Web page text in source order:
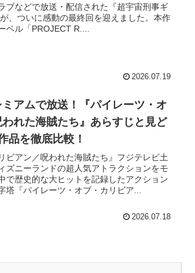
ブなどで放送・配信された『超宇宙刑事ギ
、ついに感動の最終回を迎えました。本作
ベル「PROJECT R....
2026.07.19
アムで放送！『パイレーツ・オ
れた海賊たち』あらすじと見ど
品を徹底比較！
ビアン／呪われた海賊たち』フジテレビ土
ズニーランドの超人気アトラクションをモ
で歴史的な大ヒットを記録したアクション
塔『パイレーツ・オブ・カリビア...
2026.07.18